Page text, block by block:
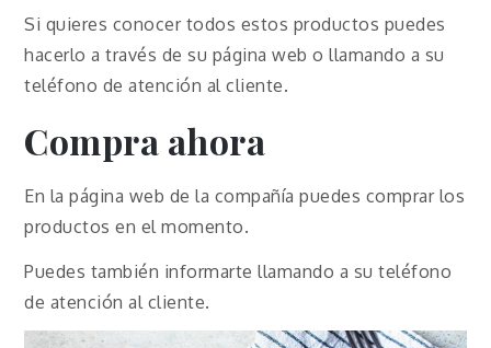
Si quieres conocer todos estos productos puedes
hacerlo a través de su página web o llamando a su
teléfono de atención al cliente.
Compra ahora
En la página web de la compañía puedes comprar los
productos en el momento.
Puedes también informarte llamando a su teléfono
de atención al cliente.